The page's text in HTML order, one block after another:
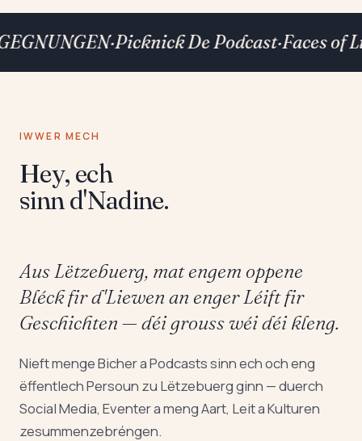
·Picknick De Podcast·Faces of
IWWER MECH
Hey, ech
sinn d'Nadine.
Aus Lëtzebuerg, mat engem oppene
Bléck fir d'Liewen an enger Léift fir
Geschichten — déi grouss wéi déi kleng.
Nieft menge Bicher a Podcasts sinn ech och eng
ëffentlech Persoun zu Lëtzebuerg ginn — duerch
Social Media, Eventer a meng Aart, Leit a Kulturen
zesummenzebréngen.